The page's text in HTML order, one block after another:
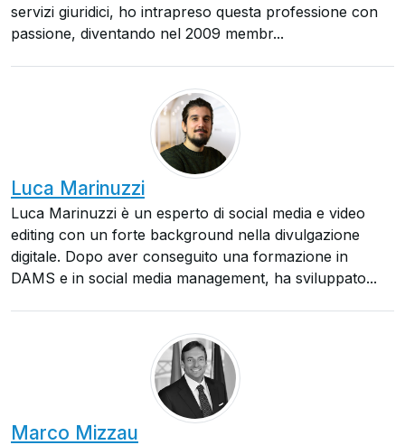
servizi giuridici, ho intrapreso questa professione con
passione, diventando nel 2009 membr...
Luca Marinuzzi
Luca Marinuzzi è un esperto di social media e video
editing con un forte background nella divulgazione
digitale. Dopo aver conseguito una formazione in
DAMS e in social media management, ha sviluppato...
Marco Mizzau